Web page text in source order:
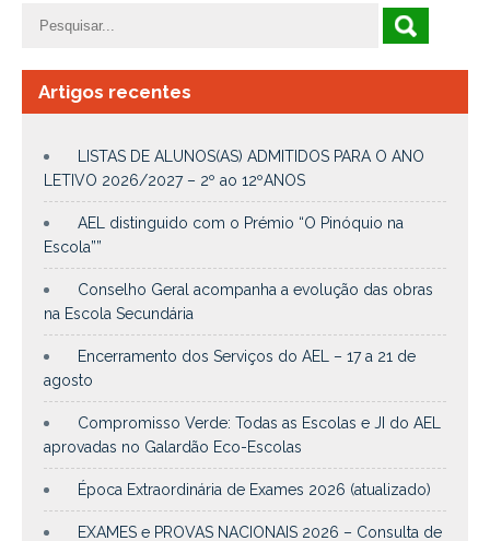
Artigos recentes
LISTAS DE ALUNOS(AS) ADMITIDOS PARA O ANO
LETIVO 2026/2027 – 2º ao 12ºANOS
AEL distinguido com o Prémio “O Pinóquio na
Escola””
Conselho Geral acompanha a evolução das obras
na Escola Secundária
Encerramento dos Serviços do AEL – 17 a 21 de
agosto
Compromisso Verde: Todas as Escolas e JI do AEL
aprovadas no Galardão Eco-Escolas
Época Extraordinária de Exames 2026 (atualizado)
EXAMES e PROVAS NACIONAIS 2026 – Consulta de